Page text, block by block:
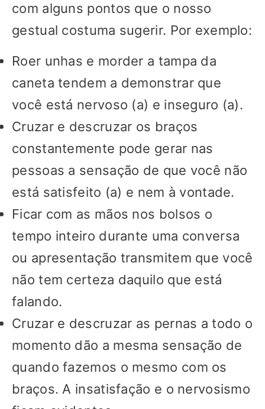
com alguns pontos que o nosso
gestual costuma sugerir. Por exemplo:
Roer unhas e morder a tampa da
caneta tendem a demonstrar que
você está nervoso (a) e inseguro (a).
Cruzar e descruzar os braços
constantemente pode gerar nas
pessoas a sensação de que você não
está satisfeito (a) e nem à vontade.
Ficar com as mãos nos bolsos o
tempo inteiro durante uma conversa
ou apresentação transmitem que você
não tem certeza daquilo que está
falando.
Cruzar e descruzar as pernas a todo o
momento dão a mesma sensação de
quando fazemos o mesmo com os
braços. A insatisfação e o nervosismo